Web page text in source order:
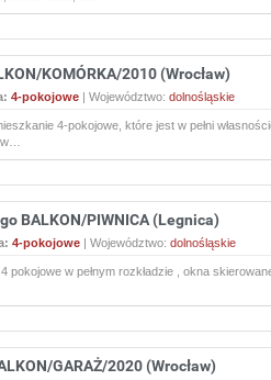
KOMÓRKA/2010 (Wrocław)
4-pokojowe | Województwo: dolnośląskie
4-pokojowe, które jest w pełni
BALKON/PIWNICA (Legnica)
4-pokojowe | Województwo: dolnośląskie
pokojowe w pełnym rozkładzie , okna
GARAŻ/2020 (Wrocław)